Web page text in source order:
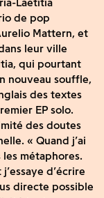
de pop
Mattern, et
leur ville
qui pourtant
nouveau souffle,
des textes
EP solo.
des doutes
« Quand j’ai
les métaphores.
d’écrire
directe possible